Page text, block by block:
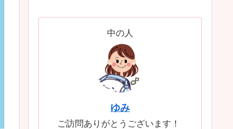
中の人
ゆみ
ご訪問ありがとうございます！